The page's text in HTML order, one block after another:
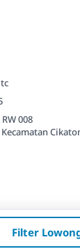
Filter
008
Tcgroup.tc All